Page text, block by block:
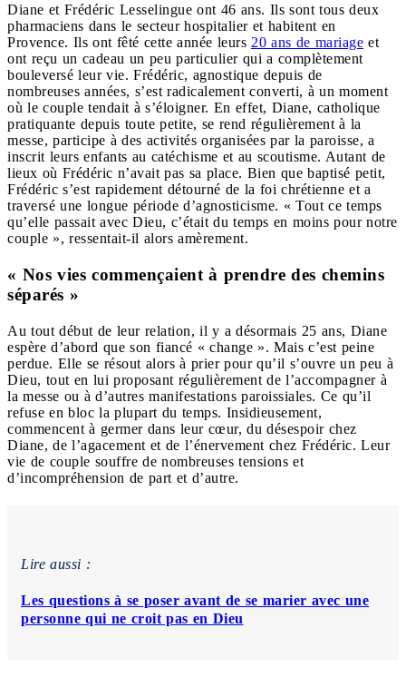
Diane et Frédéric Lesselingue ont 46 ans. Ils sont tous deux
pharmaciens dans le secteur hospitalier et habitent en
Provence. Ils ont fêté cette année leurs 20 ans de mariage et
ont reçu un cadeau un peu particulier qui a complètement
bouleversé leur vie. Frédéric, agnostique depuis de
nombreuses années, s’est radicalement converti, à un moment
où le couple tendait à s’éloigner. En effet, Diane, catholique
pratiquante depuis toute petite, se rend régulièrement à la
messe, participe à des activités organisées par la paroisse, a
inscrit leurs enfants au catéchisme et au scoutisme. Autant de
lieux où Frédéric n’avait pas sa place. Bien que baptisé petit,
Frédéric s’est rapidement détourné de la foi chrétienne et a
traversé une longue période d’agnosticisme. « Tout ce temps
qu’elle passait avec Dieu, c’était du temps en moins pour notre
couple », ressentait-il alors amèrement.
« Nos vies commençaient à prendre des chemins
séparés »
Au tout début de leur relation, il y a désormais 25 ans, Diane
espère d’abord que son fiancé « change ». Mais c’est peine
perdue. Elle se résout alors à prier pour qu’il s’ouvre un peu à
Dieu, tout en lui proposant régulièrement de l’accompagner à
la messe ou à d’autres manifestations paroissiales. Ce qu’il
refuse en bloc la plupart du temps. Insidieusement,
commencent à germer dans leur cœur, du désespoir chez
Diane, de l’agacement et de l’énervement chez Frédéric. Leur
vie de couple souffre de nombreuses tensions et
d’incompréhension de part et d’autre.
Lire aussi :
Les questions à se poser avant de se marier avec une
personne qui ne croit pas en Dieu